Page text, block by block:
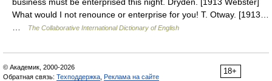
What would I not renounce or enterprise for you! T. Otway. [1913…
The Collaborative International Dictionary of English
18+
© Академик, 2000-2026
Обратная связь: Техподдержка Реклама на сайте